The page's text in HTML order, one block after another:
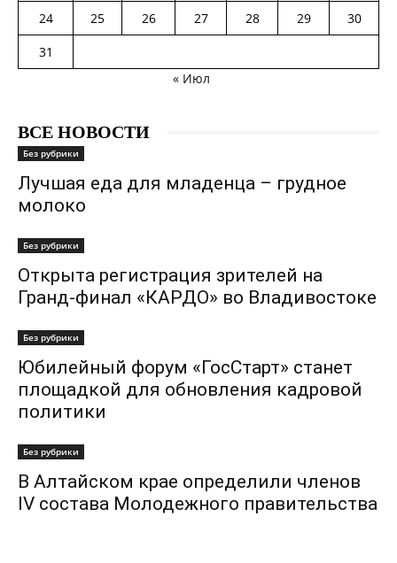
24
25 26 27 28 29
30
31
« Июл
ВСЕ НОВОСТИ
Без рубрики
Лучшая еда для младенца – грудное
молоко
Без рубрики
Открыта регистрация зрителей на
Гранд-финал «КАРДО» во Владивостоке
Без рубрики
Юбилейный форум «ГосСтарт» станет
площадкой для обновления кадровой
политики
Без рубрики
В Алтайском крае определили членов
IV состава Молодежного правительства